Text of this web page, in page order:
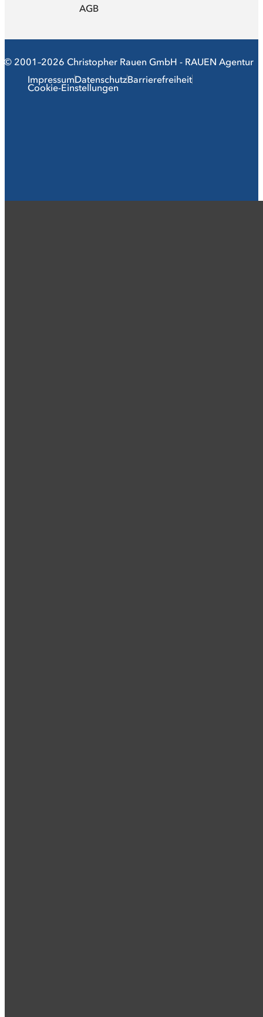
AGB
© 2001–2026 Christopher Rauen GmbH - RAUEN Agentur
ImpressumDatenschutzBarrierefreiheit
Cookie-Einstellungen